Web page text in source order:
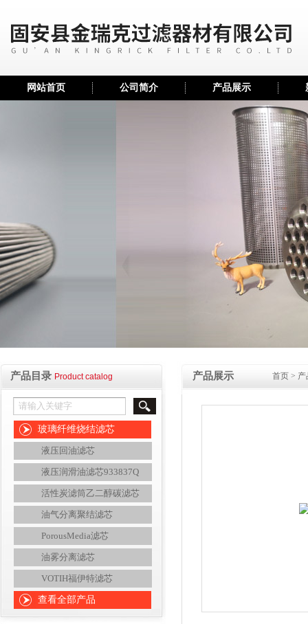
网站首页 公司简介 产品展示
产品目录 Product catalog
玻璃纤维烧结滤芯
液压回油滤芯
液压润滑油滤芯933837Q
活性炭滤筒乙二醇碳滤芯
油气分离聚结滤芯
PorousMedia滤芯
油雾分离滤芯
VOTIH福伊特滤芯
查看全部产品
产品展示 首页 > 产